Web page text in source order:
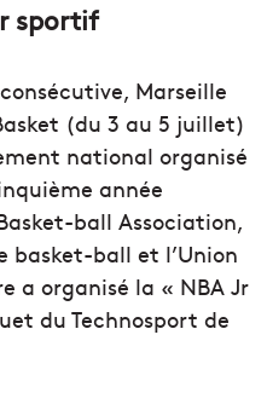
sportif
Marseille
(du 3 au 5 juillet)
national organisé
année
ball Association,
basket-ball et l’Union
a organisé la « NBA Jr
du Technosport de